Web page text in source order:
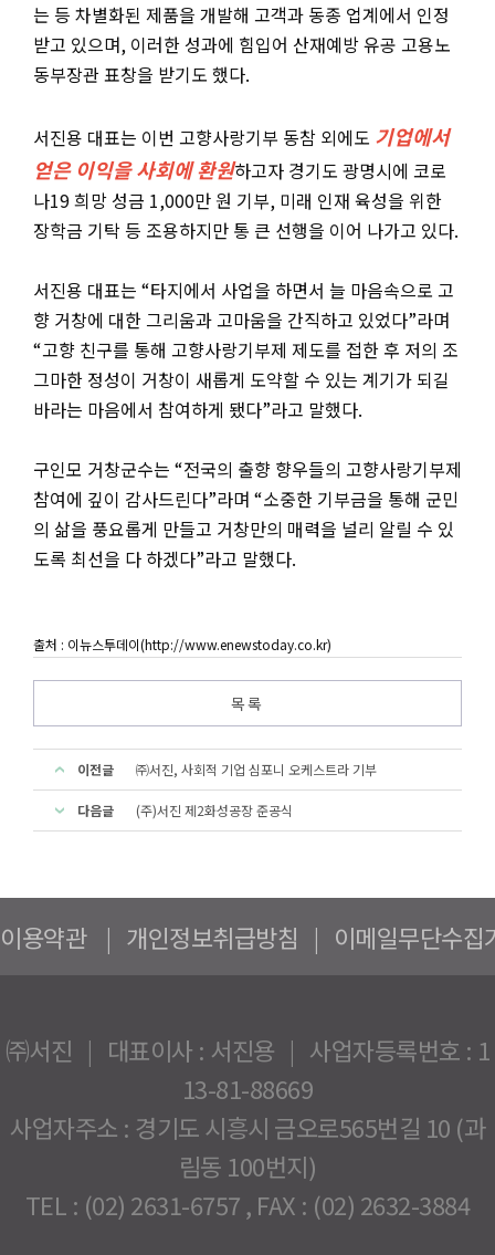
는 등 차별화된 제품을 개발해 고객과 동종 업계에서 인정
받고 있으며, 이러한 성과에 힘입어 산재예방 유공 고용노
동부장관 표창을 받기도 했다.
서진용 대표는 이번 고향사랑기부 동참 외에도 기업에서
얻은 이익을 사회에 환원하고자 경기도 광명시에 코로
나19 희망 성금 1,000만 원 기부, 미래 인재 육성을 위한
장학금 기탁 등 조용하지만 통 큰 선행을 이어 나가고 있다.
서진용 대표는 “타지에서 사업을 하면서 늘 마음속으로 고
향 거창에 대한 그리움과 고마움을 간직하고 있었다”라며
“고향 친구를 통해 고향사랑기부제 제도를 접한 후 저의 조
그마한 정성이 거창이 새롭게 도약할 수 있는 계기가 되길
바라는 마음에서 참여하게 됐다”라고 말했다.
구인모 거창군수는 “전국의 출향 향우들의 고향사랑기부제
참여에 깊이 감사드린다”라며 “소중한 기부금을 통해 군민
의 삶을 풍요롭게 만들고 거창만의 매력을 널리 알릴 수 있
도록 최선을 다 하겠다”라고 말했다.
출처 : 이뉴스투데이(http://www.enewstoday.co.kr)
목록
이전글 ㈜서진, 사회적 기업 심포니 오케스트라 기부
다음글 (주)서진 제2화성공장 준공식
이용약관| 개인정보취급방침 | 이메일무단수집
㈜서진 | 대표이사 : 서진용 | 사업자등록번호 : 1
13-81-88669
사업자주소 : 경기도 시흥시 금오로565번길 10 (과
림동 100번지)
TEL : (02) 2631-6757 , FAX : (02) 2632-3884